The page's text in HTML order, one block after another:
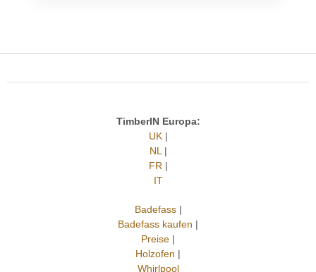
TimberIN Europa:
UK|
NL |
FR |
IT
Badefass|
Badefass kaufen |
Preise |
Holzofen |
Whirlpool